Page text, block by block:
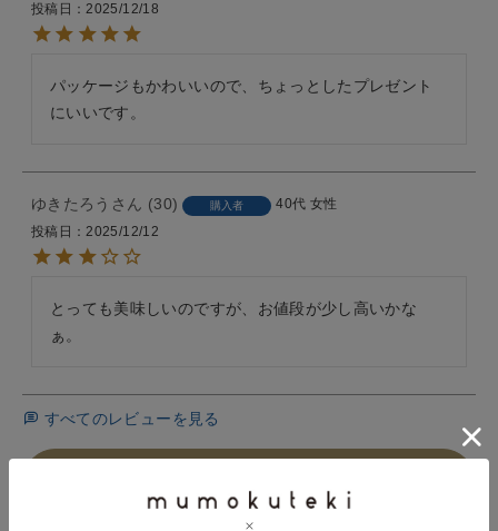
投稿日
2025/12/18
パッケージもかわいいので、ちょっとしたプレゼント
にいいです。
ゆきたろう 30 購入者 40代 女性
投稿日
2025/12/12
とっても美味しいのですが、お値段が少し高いかな
ぁ。
すべてのレビューを見る